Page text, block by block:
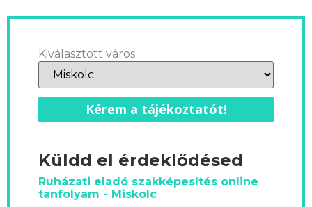
Kiválasztott város:
Kérem a tájékoztatót!
Küldd el érdeklődésed
Ruházati eladó szakképesítés online
tanfolyam - Miskolc